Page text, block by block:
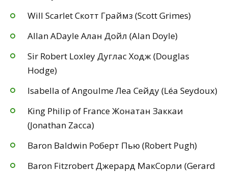
Will Scarlet Скотт Граймз (Scott Grimes)
Allan ADayle Алан Дойл (Alan Doyle)
Sir Robert Loxley Дуглас Ходж (Douglas
Hodge)
Isabella of Angoulme Леа Сейду (Léa Seydoux)
King Philip of France Жонатан Заккаи
(Jonathan Zacca)
Baron Baldwin Роберт Пью (Robert Pugh)
Baron Fitzrobert Джерард МакСорли (Gerard